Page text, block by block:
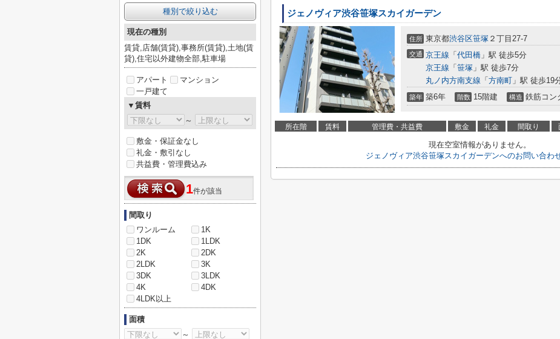
ジェノヴィア渋谷笹塚スカイガーデン
住所 東京都渋谷区笹塚 ２丁目27-7
交通 京王線 「 代田橋 」駅 徒歩5分
京王線 「 笹塚 」駅 徒歩7分
丸ノ内方南支線 「 方南町 」駅 徒歩19
築年 築6年 階数 15階建 構造 鉄筋コン
所在階 賃料 管理費・共益費 敷金 礼金 間取り
現在空室情報がありません。
ジェノヴィア渋谷笹塚スカイガーデンへのお問い合わ
種別で絞り込む
現在の種別
賃貸,店舗(賃貸),事務所(賃貸),土地(賃
貸),住宅以外建物全部,駐車場
アパート
マンション
一戸建て
▼賃料
～
敷金・保証金なし
礼金・敷引なし
共益費・管理費込み
1件が該当
間取り
ワンルーム
1K
1DK
1LDK
2K
2DK
2LDK
3K
3DK
3LDK
4K
4DK
4LDK以上
面積
～